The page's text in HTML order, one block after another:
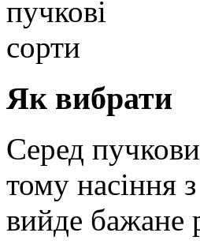
Як вибрати
Серед
тому насіння
вийде бажане